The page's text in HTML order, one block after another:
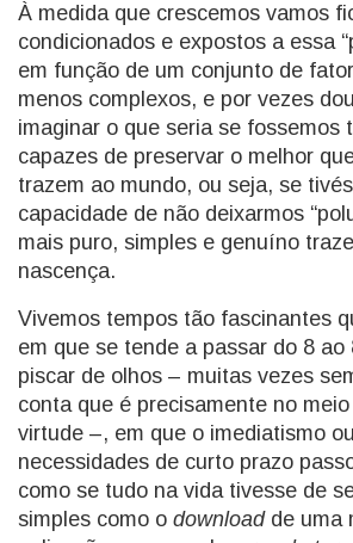
À medida que crescemos vamos
condicionados e expostos a essa
em função de um conjunto de
menos complexos, e por vezes
imaginar o que seria se fossemos
capazes de preservar o melhor
trazem ao mundo, ou seja, se
capacidade de não deixarmos
mais puro, simples e genuíno
nascença.
Vivemos tempos tão fascinantes
em que se tende a passar do 8 ao
piscar de olhos – muitas vezes
conta que é precisamente no
virtude –, em que o imediatismo
necessidades de curto prazo
como se tudo na vida tivesse de
simples como o downloadde uma